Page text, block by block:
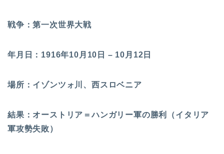
戦争：第一次世界大戦
年月日：1916年10月10日 – 10月12日
場所：イゾンツォ川、西スロベニア
結果：オーストリア＝ハンガリー軍の勝利（イタリア
軍攻勢失敗）